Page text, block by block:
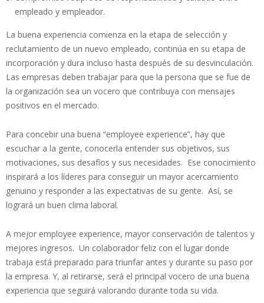
empleado y empleador.
La buena experiencia comienza en la etapa de selección y
reclutamiento de un nuevo empleado, continúa en su etapa de
incorporación y dura incluso hasta después de su desvinculación.
Las empresas deben trabajar para que la persona que se fue de
la organización sea un vocero que contribuya con mensajes
positivos en el mercado.
Para concebir una buena “employee experience”, hay que
escuchar a la gente, conocerla entender sus objetivos, sus
motivaciones, sus desafíos y sus necesidades. Ese conocimiento
inspirará a los líderes para conseguir un mayor acercamiento
genuino y responder a las expectativas de su gente. Así, se
logrará un buen clima laboral.
A mejor employee experience, mayor conservación de talentos y
mejores ingresos. Un colaborador feliz con el lugar donde
trabaja está preparado para triunfar antes y durante su paso por
la empresa. Y, al retirarse, será el principal vocero de una buena
experiencia que seguirá valorando durante toda su vida.